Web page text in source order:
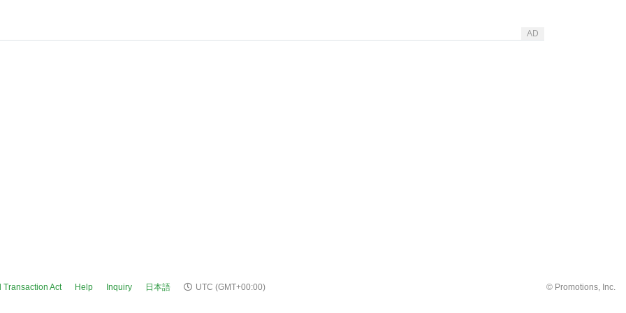
AD
Act Help Inquiry 日本語 UTC (GMT+00:00) © Promotions, Inc.